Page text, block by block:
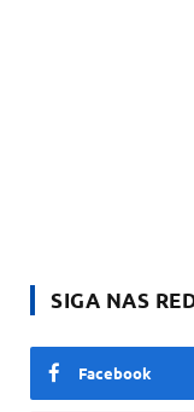
SIGA NAS
Facebook